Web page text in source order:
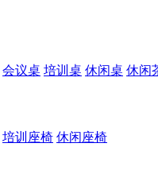
会议桌 培训桌 休闲桌 休闲
培训座椅 休闲座椅